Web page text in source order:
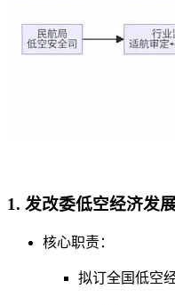
1. 发改委低空经济发
核心职责：
拟订全国低空